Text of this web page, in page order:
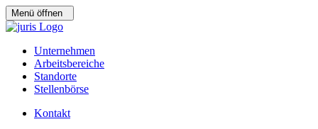
Menü öffnen
Unternehmen
Arbeitsbereiche
Standorte
Stellenbörse
Kontakt